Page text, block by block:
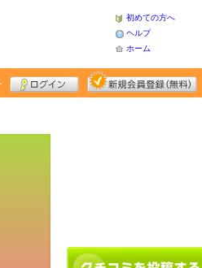
初めての方へ
ヘルプ
ホーム